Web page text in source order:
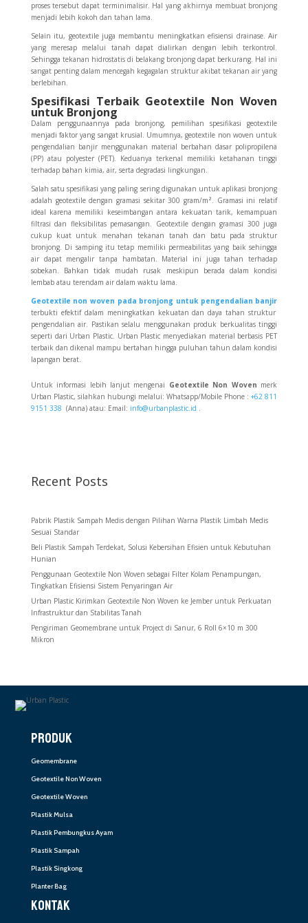
proses tersebut dapat terminimalisir. Hal yang akhirnya membuat bronjong
menjadi lebih kokoh dan tahan lama.
Selain itu, geotextile juga membantu meningkatkan efisiensi drainase. Air
yang meresap melalui tanah dapat dialirkan dengan lebih terkontrol.
Sehingga tekanan hidrostatis di belakang bronjong dapat berkurang. Hal ini
sangat penting dalam mencegah kegagalan struktur akibat tekanan air yang
berlebihan.
Spesifikasi Terbaik Geotextile Non Woven
untuk Bronjong
Dalam penggunaannya pada bronjong, pemilihan spesifikasi geotextile
menjadi faktor yang sangat krusial. Umumnya, geotextile non woven untuk
pengendalian banjir menggunakan material berbahan dasar polipropilena
(PP) atau polyester (PET). Keduanya terkenal memiliki ketahanan tinggi
terhadap bahan kimia, air, serta degradasi lingkungan.
Salah satu spesifikasi yang paling sering digunakan untuk aplikasi bronjong
adalah geotextile dengan gramasi sekitar 300 gram/m². Gramasi ini relatif
ideal karena memiliki keseimbangan antara kekuatan tarik, kemampuan
filtrasi dan fleksibilitas pemasangan. Geotextile dengan gramasi 300 juga
cukup kuat untuk menahan tekanan tanah dan batu pada struktur
bronjong. Di samping itu tetap memiliki permeabilitas yang baik sehingga
air dapat mengalir tanpa hambatan. Material ini juga tahan terhadap
sobekan. Bahkan tidak mudah rusak meskipun berada dalam kondisi
lembab atau terendam air dalam waktu lama.
Geotextile non woven pada bronjong untuk pengendalian banjir
terbukti efektif dalam meningkatkan kekuatan dan daya tahan struktur
pengendalian air. Pastikan selalu menggunakan produk berkualitas tinggi
seperti dari Urban Plastic. Urban Plastic menyediakan material berbasis PET
terbaik dan dikenal mampu bertahan hingga puluhan tahun dalam kondisi
lapangan berat.
Untuk informasi lebih lanjut mengenai Geotextile Non Woven merk
Urban Plastic, silahkan hubungi melalui: Whatsapp/Mobile Phone :+62 811
9151 338 (Anna) atau: Email: info@urbanplastic.id .
Recent Posts
Pabrik Plastik Sampah Medis dengan Pilihan Warna Plastik Limbah Medis
Sesuai Standar
Beli Plastik Sampah Terdekat, Solusi Kebersihan Efisien untuk Kebutuhan
Hunian
Penggunaan Geotextile Non Woven sebagai Filter Kolam Penampungan,
Tingkatkan Efisiensi Sistem Penyaringan Air
Urban Plastic Kirimkan Geotextile Non Woven ke Jember untuk Perkuatan
Infrastruktur dan Stabilitas Tanah
Pengiriman Geomembrane untuk Project di Sanur, 6 Roll 6×10 m 300
Mikron
PRODUK
Geomembrane
Geotextile Non Woven
Geotextile Woven
Plastik Mulsa
Plastik Pembungkus Ayam
Plastik Sampah
Plastik Singkong
Planter Bag
KONTAK